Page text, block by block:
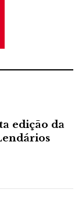
edição da